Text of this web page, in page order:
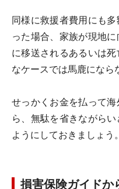
同様に救援者費用にも
った場合、家族が現地
に移送されるあるいは
なケースでは馬鹿になら
せっかくお金を払って
ら、無駄を省きながら
ようにしておきましょう。
損害保険ガイドか